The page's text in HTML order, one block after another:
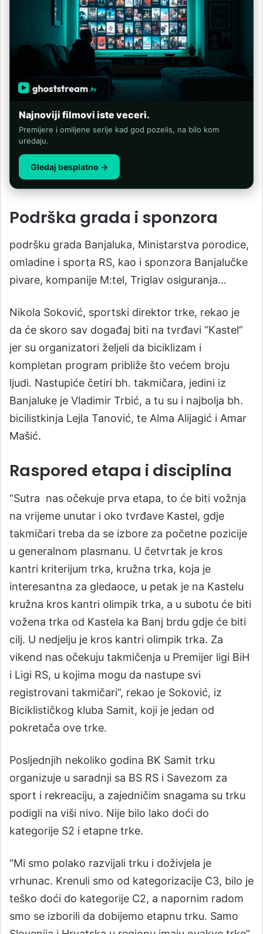
Najnoviji filmovi iste veceri.
Premijere i omiljene serije kad god pozelis, na bilo kom
uredaju.
Gledaj besplatno →
Podrška grada i sponzora
podršku grada Banjaluka, Ministarstva porodice,
omladine i sporta RS, kao i sponzora Banjalučke
pivare, kompanije M:tel, Triglav osiguranja…
Nikola Soković, sportski direktor trke, rekao je
da će skoro sav događaj biti na tvrđavi “Kastel”
jer su organizatori željeli da biciklizam i
kompletan program približe što većem broju
ljudi. Nastupiće četiri bh. takmičara, jedini iz
Banjaluke je Vladimir Trbić, a tu su i najbolja bh.
bicilistkinja Lejla Tanović, te Alma Alijagić i Amar
Mašić.
Raspored etapa i disciplina
“Sutra nas očekuje prva etapa, to će biti vožnja
na vrijeme unutar i oko tvrđave Kastel, gdje
takmičari treba da se izbore za početne pozicije
u generalnom plasmanu. U četvrtak je kros
kantri kriterijum trka, kružna trka, koja je
interesantna za gledaoce, u petak je na Kastelu
kružna kros kantri olimpik trka, a u subotu će biti
vožena trka od Kastela ka Banj brdu gdje će biti
cilj. U nedjelju je kros kantri olimpik trka. Za
vikend nas očekuju takmičenja u Premijer ligi BiH
i Ligi RS, u kojima mogu da nastupe svi
registrovani takmičari”, rekao je Soković, iz
Biciklističkog kluba Samit, koji je jedan od
pokretača ove trke.
Posljednjih nekoliko godina BK Samit trku
organizuje u saradnji sa BS RS i Savezom za
sport i rekreaciju, a zajedničim snagama su trku
podigli na viši nivo. Nije bilo lako doći do
kategorije S2 i etapne trke.
“Mi smo polako razvijali trku i doživjela je
vrhunac. Krenuli smo od kategorizacije C3, bilo je
teško doći do kategorije C2, a napornim radom
smo se izborili da dobijemo etapnu trku. Samo